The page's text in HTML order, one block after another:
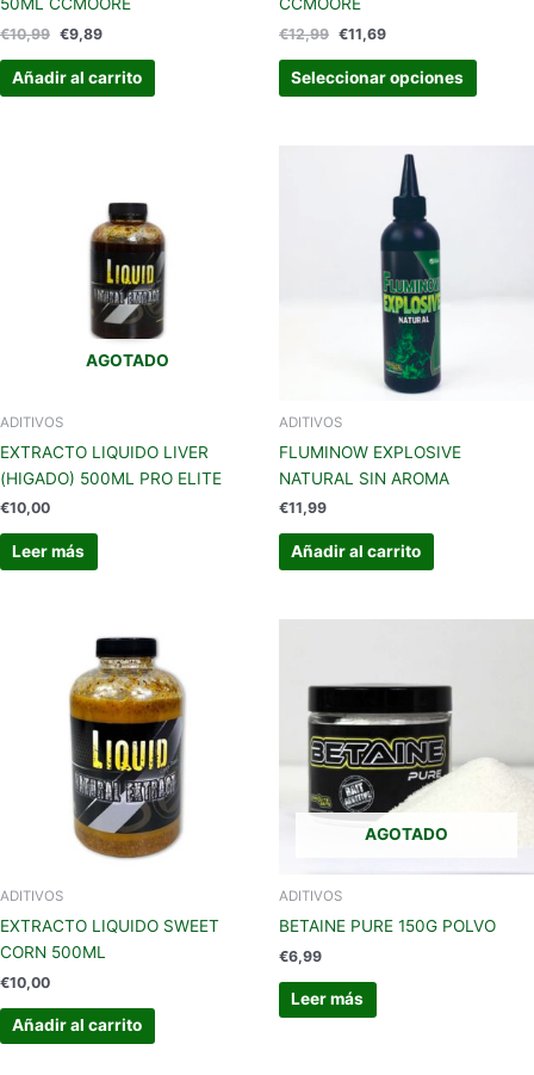
50ML CCMOORE
€10,99 €9,89
Añadir al carrito
CCMOORE
€12,99 €11,69
Seleccionar opciones
AGOTADO
ADITIVOS
EXTRACTO LIQUIDO LIVER
(HIGADO) 500ML PRO ELITE
€10,00
Leer más
ADITIVOS
FLUMINOW EXPLOSIVE
NATURAL SIN AROMA
€11,99
Añadir al carrito
ADITIVOS
EXTRACTO LIQUIDO SWEET
CORN 500ML
€10,00
Añadir al carrito
AGOTADO
ADITIVOS
BETAINE PURE 150G POLVO
€6,99
Leer más